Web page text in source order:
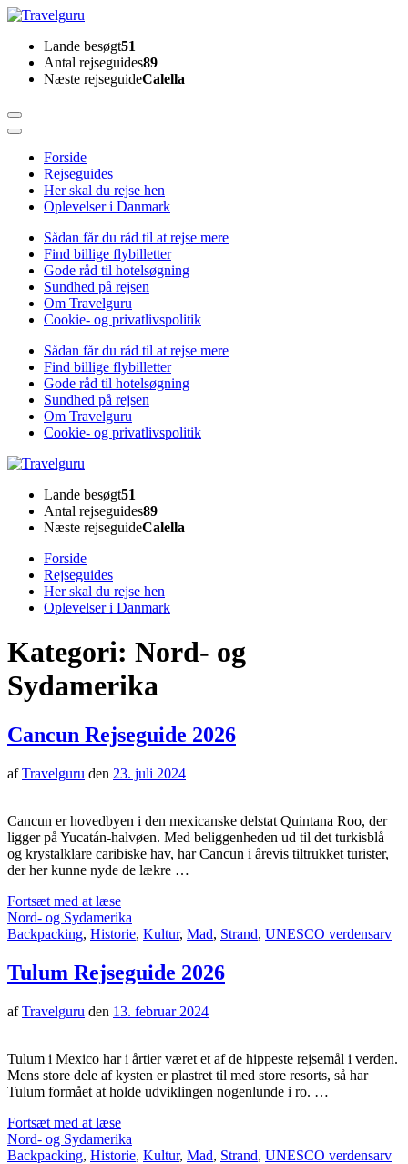
Skip
content
(Press
Enter)
TravelguruLande besøgt51
Antal rejseguides89
Næste rejseguideCalella
Forside
Rejseguides
Her skal du rejse hen
Oplevelser i Danmark
Sådan får du råd til at rejse mere
Find billige flybilletter
Gode råd til hotelsøgning
Sundhed på rejsen
Om Travelguru
Cookie- og privatlivspolitik
Sådan får du råd til at rejse mere
Find billige flybilletter
Gode råd til hotelsøgning
Sundhed på rejsen
Om Travelguru
Cookie- og privatlivspolitik
TravelguruLande besøgt51
Antal rejseguides89
Næste rejseguideCalella
Forside
Rejseguides
Her skal du rejse hen
Oplevelser i Danmark
Kategori: Nord- og
Sydamerika
Cancun Rejseguide 2026
afTravelguru den 23. juli 2024
Cancun er hovedbyen i den mexicanske delstat Quintana Roo, der
ligger på Yucatán-halvøen. Med beliggenheden ud til det turkisblå
og krystalklare caribiske hav, har Cancun i årevis tiltrukket turister,
der her kunne nyde de lækre …
Fortsæt med at læse
Nord- og Sydamerika
Backpacking, Historie, Kultur, Mad, Strand, UNESCO verdensarv
Tulum Rejseguide 2026
afTravelguru den 13. februar 2024
Tulum i Mexico har i årtier været et af de hippeste rejsemål i verden.
Mens store dele af kysten er plastret til med store resorts, så har
Tulum formået at holde udviklingen nogenlunde i ro. …
Fortsæt med at læse
Nord- og Sydamerika
Backpacking, Historie, Kultur, Mad, Strand, UNESCO verdensarv